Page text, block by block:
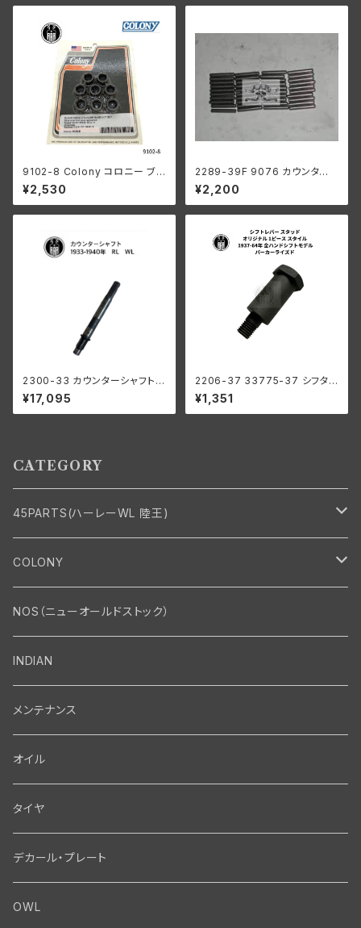
9102-8 Colony コロニー ブラ
ック オキサイド シリンダーベー
ス ナット セット ハーレーダビッ
ドソン 1978-1984年 80キュー
¥2,530
2289-39F 9076 カウンター
シャフト ロングローラー 1ギア
ボックス用 .0004オーバーサイ
ズ
¥2,200
2300-33 カウンターシャフト 1
933-1940年 RL/WL/G
¥17,095
2206-37 33775-37 シフタ
ーレバー スタッド オリジナル1ピ
ーススタイル パーカー ハーレー
1937-64年 全ハンドシフトモデ
¥1,351
CATEGORY
45PARTS(ハーレーWL 陸王)
エンジン
エンジン・シリンダーヘッド
バルブ・タペット関係
エンジン関係 ビックツイン
マフラー・インテーク・キャブレター
マフラー関係
インテーク・キャブレター関係
エレクトリカル
ジェネレーター関係
ディストリビューター関係
駆動系
ドライブチェーン関係
スプロケット・ベルトドライブキット
フロントフォーク・フレーム
フロントフォーク関係
ソフテイル用 New Springer Fork
シート・サドルバッグ
シートポスト関係
ソロサドルシート関係
ハンドルバー・タンク・フェンダー
ハンドルバー関係
ホイール・ブレーキ
COLONY
Bolt・Nut
Nut
Screw
Front End・Rear End
Wheel-Brake
Fork-Shockabsorber
Motor
Motor
Carbrator
Transmission・Primary
Transmission-Shifter
Primary-clutch-Kickstarter
Gastank・Oiltank
Oilline
Gastank・Oiltank
Electrical
Electrical
TOOL
NOS（ニューオールドストック）
INDIAN
メンテナンス
オイル
タイヤ
デカール・プレート
OWL